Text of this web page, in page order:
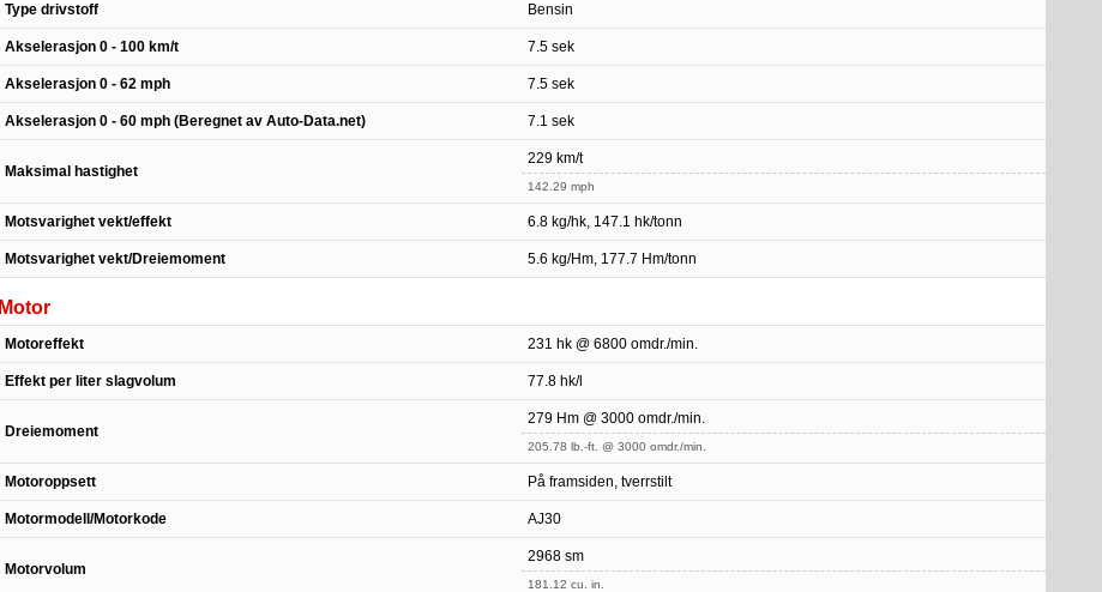
Type drivstoff Bensin
Akselerasjon 0 - 100 km/t 7.5 sek
Akselerasjon 0 - 62 mph 7.5 sek
Akselerasjon 0 - 60 mph (Beregnet av Auto-Data.net) 7.1 sek
Maksimal hastighet
229 km/t
142.29 mph
Motsvarighet vekt/effekt 6.8 kg/hk, 147.1 hk/tonn
Motsvarighet vekt/Dreiemoment 5.6 kg/Hm, 177.7 Hm/tonn
Motor
Motoreffekt 231 hk @ 6800 omdr./min.
Effekt per liter slagvolum 77.8 hk/l
Dreiemoment
279 Hm @ 3000 omdr./min.
205.78 lb.-ft. @ 3000 omdr./min.
Motoroppsett På framsiden, tverrstilt
Motormodell/Motorkode AJ30
Motorvolum
2968 sm
181.12 cu. in.